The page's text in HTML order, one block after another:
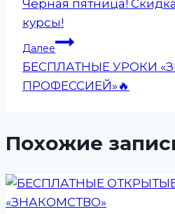
по
записям
Чёрная пятница!
курсы!
Далее
БЕСПЛАТНЫЕ УРОКИ
ПРОФЕССИЕЙ»🔥
Похожие